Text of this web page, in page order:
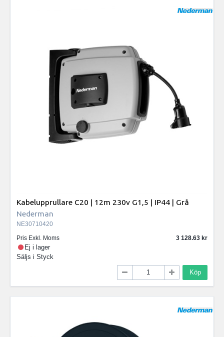
Kabelupprullare C20 | 12m 230v G1,5 | IP44 | Grå
Nederman
NE30710420
Pris Exkl. Moms
3 128.63
Ej i lager
Säljs i Styck
Köp